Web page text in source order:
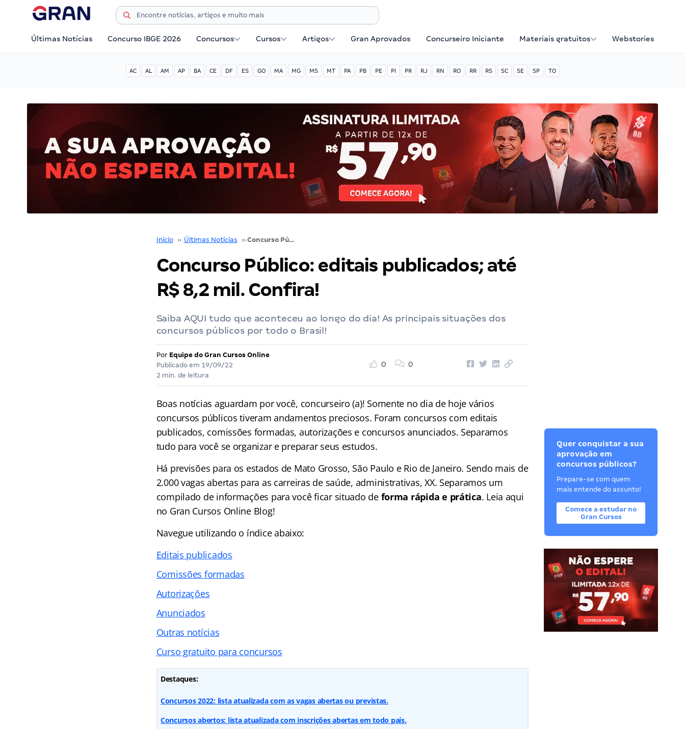
Últimas Notícias Concurso IBGE 2026 Concursos Cursos Artigos Gran Aprovados Concurseiro Iniciante Materiais gratuitos Webstories
AC AL AM AP BA CE DF ES GO MA MG MS MT PA PB PE PI PR RJ RN RO RR RS SC SE SP TO
Início ›› Últimas Notícias ›› Concurso Público: editais publicados; até R$ 8,2 mil. Confira!
Concurso Público: editais publicados; até
R$ 8,2 mil. Confira!
Saiba AQUI tudo que aconteceu ao longo do dia! As principais situações dos
concursos públicos por todo o Brasil!
Por Equipe do Gran Cursos Online
Publicado em 19/09/22
2 min. de leitura
0 0
Boas notícias aguardam por você, concurseiro (a)! Somente no dia de hoje vários
concursos públicos tiveram andamentos preciosos. Foram concursos com editais
publicados, comissões formadas, autorizações e concursos anunciados. Separamos
tudo para você se organizar e preparar seus estudos.
Há previsões para os estados de Mato Grosso, São Paulo e Rio de Janeiro. Sendo mais de
2.000 vagas abertas para as carreiras de saúde, administrativas, XX. Separamos um
compilado de informações para você ficar situado de forma rápida e prática. Leia aqui
no Gran Cursos Online Blog!
Navegue utilizando o índiceabaixo:
Editais publicados
Comissões formadas
Autorizações
Anunciados
Outras notícias
Curso gratuito para concursos
Destaques:
Concursos 2022: lista atualizada com as vagas abertas ou previstas.
Concursos abertos: lista atualizada com inscrições abertas em todo país.
Quer conquistar a sua
aprovação em
concursos públicos?
Prepare-se com quem
mais entende do assunto!
Comece a estudar no
Gran Cursos